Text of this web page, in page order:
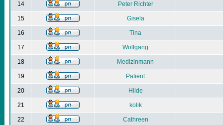
14 Peter Richter
15 Gisela
16 Tina
17 Wolfgang
18 Medizinmann
19 Patient
20 Hilde
21 kolik
22 Cathreen